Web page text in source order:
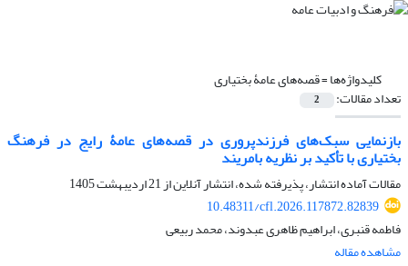
کلیدواژه‌ها =قصه‌های عامۀ بختیاری
تعداد مقالات: 2
بازنمایی سبک‌های فرزندپروری در قصه‌های عامۀ رایج در فرهنگ
بختیاری با تأکید بر نظریه بامریند
مقالات آماده انتشار، پذیرفته شده، انتشار آنلاین از21 اردیبهشت 1405
10.48311/cfl.2026.117872.82839
فاطمه قنبری، ابراهیم ظاهری عبدوند، محمد ربیعی
مشاهده مقاله